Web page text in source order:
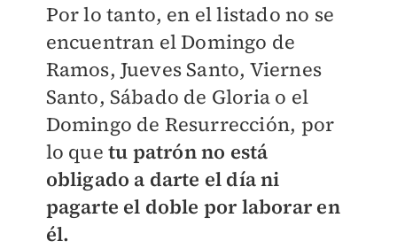
Por lo tanto, en el listado no se
encuentran el Domingo de
Ramos, Jueves Santo, Viernes
Santo, Sábado de Gloria o el
Domingo de Resurrección, por
lo que tu patrón no está
obligado a darte el día ni
pagarte el doble por laborar en
él.